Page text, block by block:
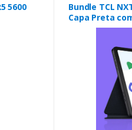
Bundle TCL
Capa Preta